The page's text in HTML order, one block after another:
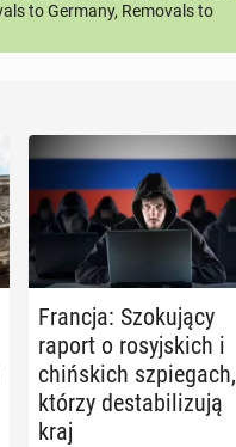
to Germany, Removals to
Francja: Szo­ku­ją­cy
raport o ro­syj­skich i
chiń­skich szpie­gach,
którzy de­sta­bi­li­zu­ją
kraj